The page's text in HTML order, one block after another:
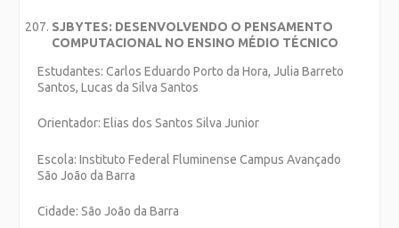
SJBYTES: DESENVOLVENDO O PENSAMENTO
COMPUTACIONAL NO ENSINO MÉDIO TÉCNICO
Estudantes: Carlos Eduardo Porto da Hora, Julia Barreto
Santos, Lucas da Silva Santos
Orientador: Elias dos Santos Silva Junior
Escola: Instituto Federal Fluminense Campus Avançado
São João da Barra
Cidade: São João da Barra